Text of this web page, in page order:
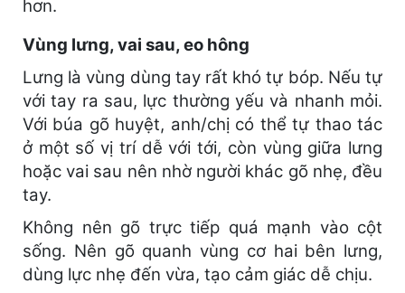
hơn.
Vùng lưng, vai sau, eo hông
Lưng là vùng dùng tay rất khó tự bóp. Nếu tự
với tay ra sau, lực thường yếu và nhanh mỏi.
Với búa gõ huyệt, anh/chị có thể tự thao tác
ở một số vị trí dễ với tới, còn vùng giữa lưng
hoặc vai sau nên nhờ người khác gõ nhẹ, đều
tay.
Không nên gõ trực tiếp quá mạnh vào cột
sống. Nên gõ quanh vùng cơ hai bên lưng,
dùng lực nhẹ đến vừa, tạo cảm giác dễ chịu.